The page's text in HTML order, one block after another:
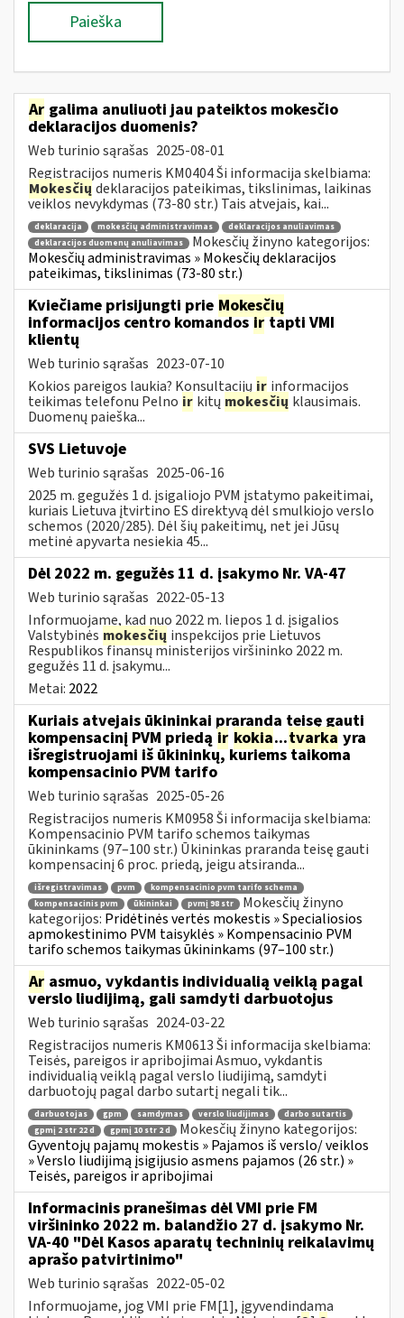
Paieška
Ar galima anuliuoti jau pateiktos mokesčio
deklaracijos duomenis?
Web turinio sąrašas 2025-08-01
Registracijos numeris KM0404 Ši informacija skelbiama:
Mokesčių deklaracijos pateikimas, tikslinimas, laikinas
veiklos nevykdymas (73-80 str.) Tais atvejais, kai...
deklaracija mokesčių administravimas
deklaracijos anuliavimas
deklaracijos duomenų anuliavimas
Mokesčių žinyno kategorijos:
Mokesčių administravimas » Mokesčių deklaracijos
pateikimas, tikslinimas (73-80 str.)
Kviečiame prisijungti prie Mokesčių
informacijos centro komandosirtapti VMI
klientų
Web turinio sąrašas 2023-07-10
Kokios pareigos laukia? Konsultacijų ir informacijos
teikimas telefonu Pelno ir kitų mokesčių klausimais.
Duomenų paieška...
SVS Lietuvoje
Web turinio sąrašas 2025-06-16
2025 m. gegužės 1 d. įsigaliojo PVM įstatymo pakeitimai,
kuriais Lietuva įtvirtino ES direktyvą dėl smulkiojo verslo
schemos (2020/285). Dėl šių pakeitimų, net jei Jūsų
metinė apyvarta nesiekia 45...
Dėl 2022 m. gegužės 11 d. įsakymo Nr. VA-47
Web turinio sąrašas 2022-05-13
Informuojame, kad nuo 2022 m. liepos 1 d. įsigalios
Valstybinės mokesčių inspekcijos prie Lietuvos
Respublikos finansų ministerijos viršininko 2022 m.
gegužės 11 d. įsakymu...
Metai: 2022
Kuriais atvejais ūkininkai praranda teisę gauti
kompensacinį PVM priedą ir kokia...tvarka yra
išregistruojami iš ūkininkų, kuriems taikoma
kompensacinio PVM tarifo
Web turinio sąrašas 2025-05-26
Registracijos numeris KM0958 Ši informacija skelbiama:
Kompensacinio PVM tarifo schemos taikymas
ūkininkams (97–100 str.) Ūkininkas praranda teisę gauti
kompensacinį 6 proc. priedą, jeigu atsiranda...
išregistravimas pvm
kompensacinio pvm tarifo schema
kompensacinis pvm
ūkininkai pvmį 98 str
Mokesčių žinyno
kategorijos: Pridėtinės vertės mokestis » Specialiosios
apmokestinimo PVM taisyklės » Kompensacinio PVM
tarifo schemos taikymas ūkininkams (97–100 str.)
Ar asmuo, vykdantis individualią veiklą pagal
verslo liudijimą, gali samdyti darbuotojus
Web turinio sąrašas 2024-03-22
Registracijos numeris KM0613 Ši informacija skelbiama:
Teisės, pareigos ir apribojimai Asmuo, vykdantis
individualią veiklą pagal verslo liudijimą, samdyti
darbuotojų pagal darbo sutartį negali tik...
darbuotojas gpm samdymas verslo liudijimas
darbo sutartis
gpmį 2 str 22 d
gpmį 10 str 2 d
Mokesčių žinyno kategorijos:
Gyventojų pajamų mokestis » Pajamos iš verslo/ veiklos
» Verslo liudijimą įsigijusio asmens pajamos (26 str.) »
Teisės, pareigos ir apribojimai
Informacinis pranešimas dėl VMI prie FM
viršininko 2022 m. balandžio 27 d. įsakymo Nr.
VA-40 "Dėl Kasos aparatų techninių reikalavimų
aprašo patvirtinimo"
Web turinio sąrašas 2022-05-02
Informuojame, jog VMI prie FM[1], įgyvendindama